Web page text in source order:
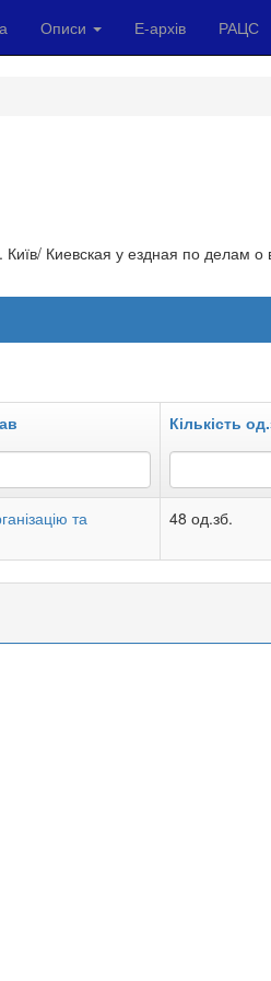
Описи Е-архів РАЦС
Київ/ Киевская у ездная по
Кількість
та
48 од.зб.